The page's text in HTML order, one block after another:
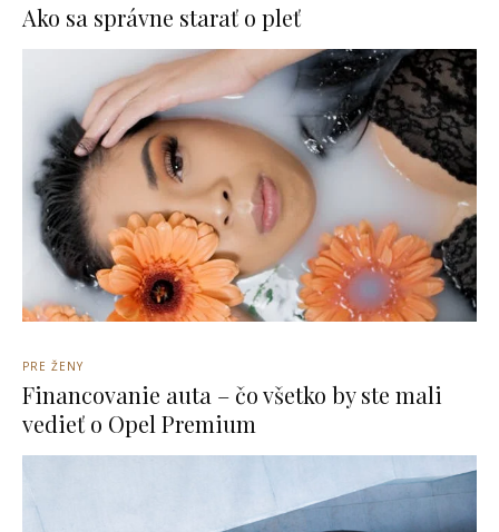
Ako sa správne starať o pleť
PRE ŽENY
Financovanie auta – čo všetko by ste mali
vedieť o Opel Premium